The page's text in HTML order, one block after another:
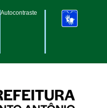
Autocontraste